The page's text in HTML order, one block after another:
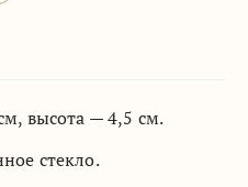
высота — 4,5 см.
стекло.